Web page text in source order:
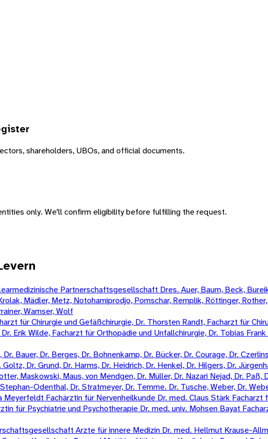
shareholders, UBOs, and official documents.
only. We'll confirm eligibility before fulfilling the request.
Partnerschaftsgesellschaft Dres. Auer, Baum, Beck,
Mädler, Metz, Notohamiprodjo, Pomschar, Remplik, Röttinger,
Wamser, Wolf
für Chirurgie und Gefäßchirurgie, Dr. Thorsten Randt, Facharzt für
Erik Wilde, Facharzt für Orthopädie und Unfallchirurgie, Dr. Tobias
Bauer, Dr. Berges, Dr. Bohnenkamp, Dr. Bücker, Dr. Courage, Dr.
Dr. Grund, Dr. Harms, Dr. Heidrich, Dr. Henkel, Dr. Hilgers, Dr.
Maskowski, Maus, von Mendgen, Dr. Müller, Dr. Nazari Nejad, Dr.
Odenthal, Dr. Stratmeyer, Dr. Temme. Dr. Tusche, Weber, Dr.
Fachärztin für Nervenheilkunde Dr. med. Claus Stärk
für Psychiatrie und Psychotherapie Dr. med. univ. Mohsen Bayat
Arzte für innere Medizin Dr. med. Hellmut Krause-